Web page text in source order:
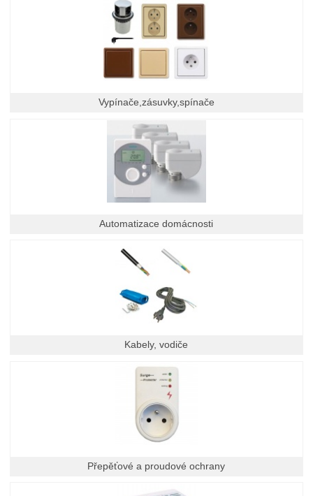
Vypínače,zásuvky,spínače
Automatizace domácnosti
Kabely, vodiče
Přepěťové a proudové ochrany